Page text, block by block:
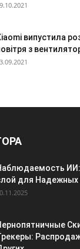
випустила
з
для Надежных